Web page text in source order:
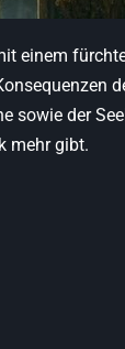
einem
sowie der
mehr gibt.